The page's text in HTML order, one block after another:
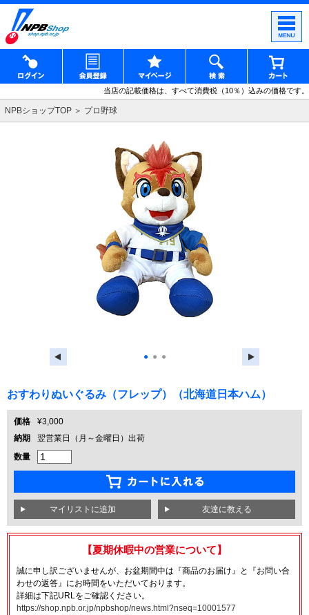
当店の記載価格は、すべて消費税（10％）込みの価格です。
NPBショップTOP プロ野球
● ● ●
おすわりぬいぐるみ（フレップ）（北海道日本ハム）
価格
¥3,000
納期
翌営業日（月～金曜日）出荷
数量
友達に教える
【夏期休暇中の営業について】
誠に申し訳ございませんが、お盆期間中は『商品のお届け』と『お問い合
わせの返答』にお時間をいただいております。
詳細は下記URLをご確認ください。
https://shop.npb.or.jp/npbshop/news.html?nseq=10001577